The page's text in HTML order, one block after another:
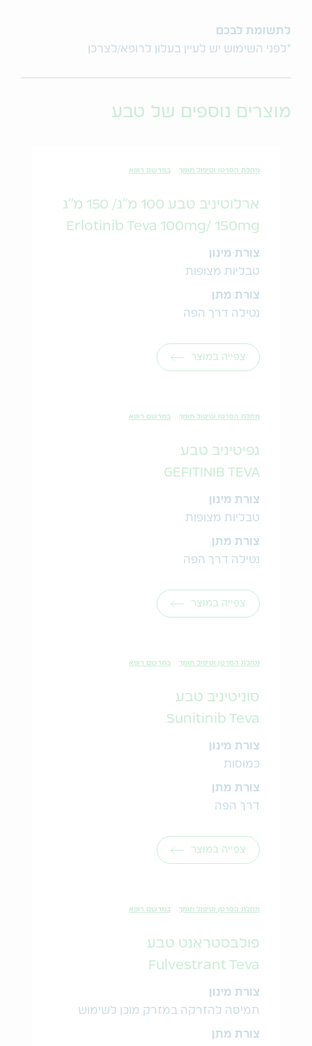
לתשומת לבכם
*לפני השימוש יש לעיין בעלון לרופא/לצרכן
מוצרים נוספים של טבע
מחלת הסרטן וטיפול תומך במרשם רופא
ארלוטיניב טבע 100 מ"ג/ 150 מ"ג
Erlotinib Teva 100mg/ 150mg
צורת מינון
טבליות מצופות
צורת מתן
נטילה דרך הפה
צפייה במוצר
מחלת הסרטן וטיפול תומך במרשם רופא
גפיטיניב טבע
GEFITINIB TEVA
צורת מינון
טבליות מצופות
צורת מתן
נטילה דרך הפה
צפייה במוצר
מחלת הסרטן וטיפול תומך במרשם רופא
סוניטיניב טבע
Sunitinib Teva
צורת מינון
כמוסות
צורת מתן
דרך הפה
צפייה במוצר
מחלת הסרטן וטיפול תומך במרשם רופא
פולבסטראנט טבע
Fulvestrant Teva
צורת מינון
תמיסה להזרקה במזרק מוכן לשימוש
צורת מתן